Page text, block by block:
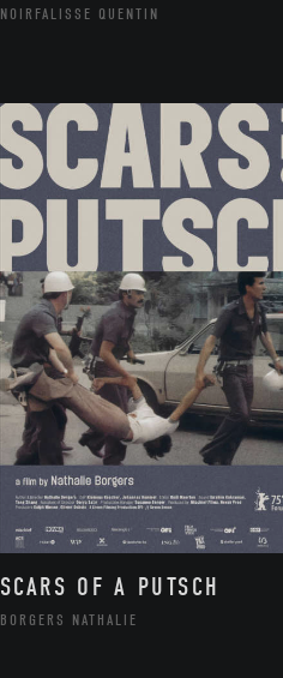
NOIRFALISSE QUENTIN
SCARS OF A PUTSCH
BORGERS NATHALIE